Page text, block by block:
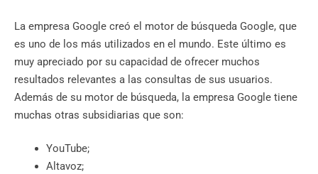
La empresa Google creó el motor de búsqueda Google, que
es uno de los más utilizados en el mundo. Este último es
muy apreciado por su capacidad de ofrecer muchos
resultados relevantes a las consultas de sus usuarios.
Además de su motor de búsqueda, la empresa Google tiene
muchas otras subsidiarias que son:
YouTube;
Altavoz;